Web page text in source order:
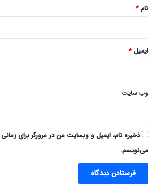
نام*
ایمیل*
وب‌ سایت
ذخیره نام، ایمیل و وبسایت من در مرورگر برای
می‌نویسم.